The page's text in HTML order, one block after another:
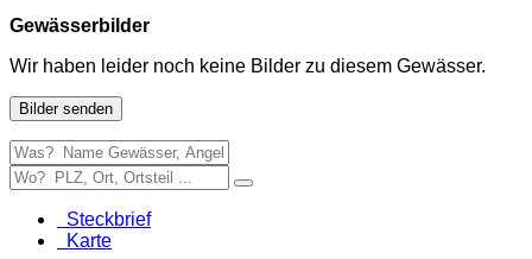
Gewässerbilder
Wir haben leider noch keine Bilder zu diesem Gewässer.
Bilder senden
Steckbrief
Karte